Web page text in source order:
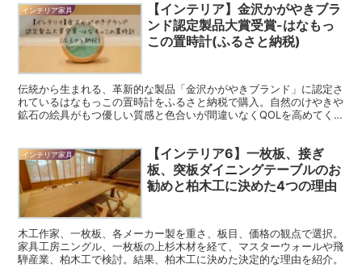
インテリア家具
【インテリア】金沢かがやきブラ
ンド認定製品大賞受賞-はなもっ
この置時計(ふるさと納税)
伝統から⽣まれる、⾰新的な製品「⾦沢かがやきブランド」に認定さ
れているはなもっこの置時計をふるさと納税で購入。自然のけやきや
鉱石の絵具がもつ優しい質感と色合いが間違いなくQOLを高めてく
インテリア家具
【インテリア6】一枚板、接ぎ
板、突板ダイニングテーブルのお
勧めと柏木工に決めた4つの理由
木工作家、一枚板、各メーカー製を重さ、板目、価格の観点で選択。
家具工房ニングル、一枚板の上杉木材を経て、マスターウォールや飛
騨産業、柏木工で検討。結果、柏木工に決めた決定的な理由を紹介。